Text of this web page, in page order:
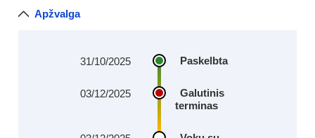
Apžvalga
Paskelbta
31/10/2025
Galutinis
terminas
03/12/2025